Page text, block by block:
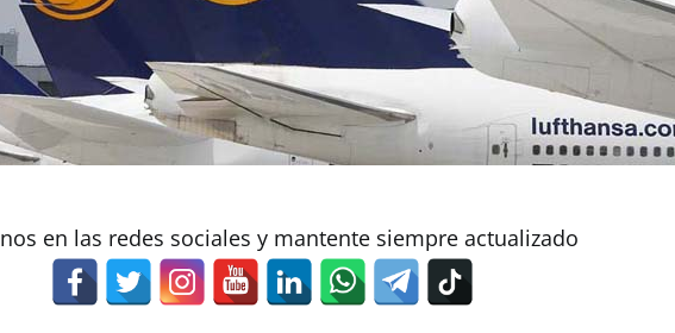
en las redes sociales y mantente siempre actualizado